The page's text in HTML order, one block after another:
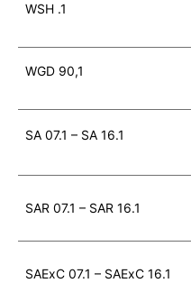
WSH .1
WGD 90,1
SA 07.1 – SA 16.1
SAR 07.1 – SAR 16.1
SAExC 07.1 – SAExC 16.1